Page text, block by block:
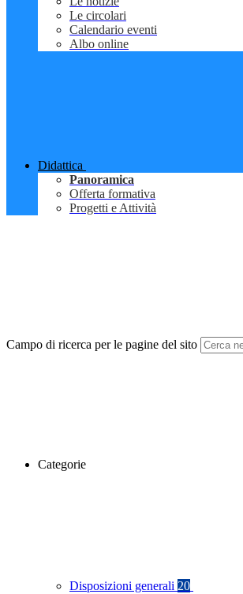
Le circolari
Calendario eventi
Albo online
Didattica
Panoramica
Offerta formativa
Progetti e Attività
Campo di ricerca per le pagine del sito
Categorie
Disposizioni generali 20